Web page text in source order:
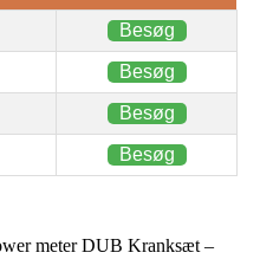
Besøg
Besøg
Besøg
Besøg
meter DUB Kranksæt –